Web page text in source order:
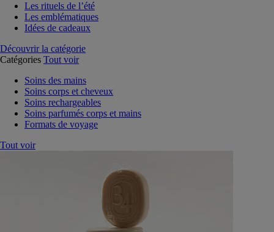
Les rituels de l’été
Les emblématiques
Idées de cadeaux
Découvrir la catégorie
Catégories Tout voir
Soins des mains
Soins corps et cheveux
Soins rechargeables
Soins parfumés corps et mains
Formats de voyage
Tout voir